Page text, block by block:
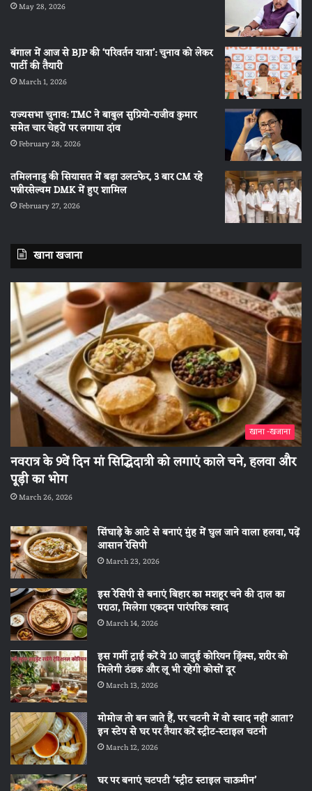
May 28, 2026
बंगाल में आज से BJP की ‘परिवर्तन यात्रा’: चुनाव को लेकर
पार्टी की तैयारी
March 1, 2026
राज्यसभा चुनाव: TMC ने बाबुल सुप्रियो-राजीव कुमार
समेत चार चेहरों पर लगाया दांव
February 28, 2026
तमिलनाडु की सियासत में बड़ा उलटफेर, 3 बार CM रहे
पन्नीरसेल्वम DMK में हुए शामिल
February 27, 2026
खाना खजाना
खाना -खजाना
नवरात्र के 9वें दिन मां सिद्धिदात्री को लगाएं काले चने, हलवा और
पूड़ी का भोग
March 26, 2026
सिंघाड़े के आटे से बनाएं मुंह में घुल जाने वाला हलवा, पढ़ें
आसान रेसिपी
March 23, 2026
इस रेसिपी से बनाएं बिहार का मशहूर चने की दाल का
पराठा, मिलेगा एकदम पारंपरिक स्वाद
March 14, 2026
इस गर्मी ट्राई करें ये 10 जादुई कोरियन ड्रिंक्स, शरीर को
मिलेगी ठंडक और लू भी रहेगी कोसों दूर
March 13, 2026
मोमोज तो बन जाते हैं, पर चटनी में वो स्वाद नहीं आता?
इन स्टेप से घर पर तैयार करें स्ट्रीट-स्टाइल चटनी
March 12, 2026
घर पर बनाएं चटपटी ‘स्ट्रीट स्टाइल चाऊमीन’